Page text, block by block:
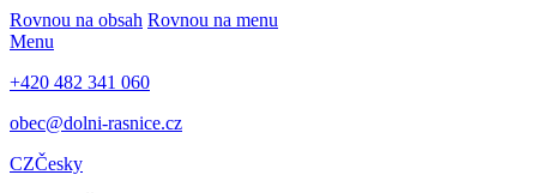
Rovnou na obsah Rovnou na menu
Menu
+420 482 341 060
obec@dolni-rasnice.cz
CZČesky